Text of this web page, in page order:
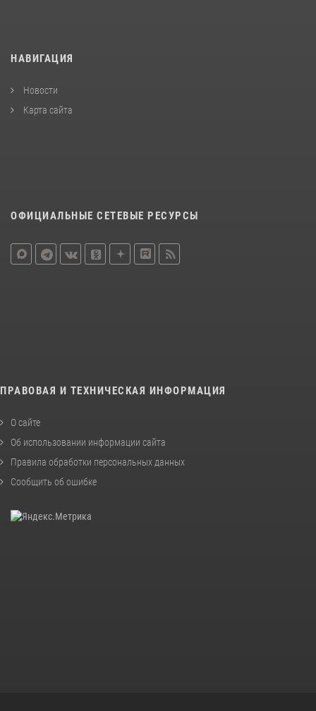
НАВИГАЦИЯ
Новости
Карта сайта
ОФИЦИАЛЬНЫЕ СЕТЕВЫЕ РЕСУРСЫ
ПРАВОВАЯ И ТЕХНИЧЕСКАЯ ИНФОРМАЦИЯ
О сайте
Об использовании информации сайта
Правила обработки персональных данных
Сообщить об ошибке